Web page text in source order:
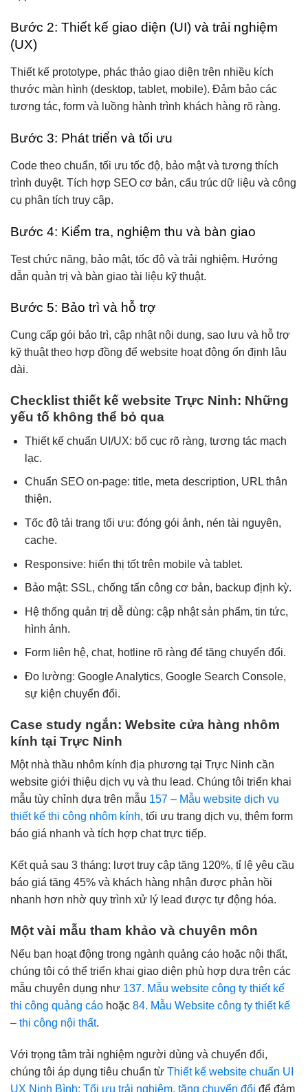
Bước 2: Thiết kế giao diện (UI) và trải nghiệm
(UX)
Thiết kế prototype, phác thảo giao diện trên nhiều kích
thước màn hình (desktop, tablet, mobile). Đảm bảo các
tương tác, form và luồng hành trình khách hàng rõ ràng.
Bước 3: Phát triển và tối ưu
Code theo chuẩn, tối ưu tốc độ, bảo mật và tương thích
trình duyệt. Tích hợp SEO cơ bản, cấu trúc dữ liệu và công
cụ phân tích truy cập.
Bước 4: Kiểm tra, nghiệm thu và bàn giao
Test chức năng, bảo mật, tốc độ và trải nghiệm. Hướng
dẫn quản trị và bàn giao tài liệu kỹ thuật.
Bước 5: Bảo trì và hỗ trợ
Cung cấp gói bảo trì, cập nhật nội dung, sao lưu và hỗ trợ
kỹ thuật theo hợp đồng để website hoạt động ổn định lâu
dài.
Checklist thiết kế website Trực Ninh: Những
yếu tố không thể bỏ qua
Thiết kế chuẩn UI/UX: bố cục rõ ràng, tương tác mạch
lạc.
Chuẩn SEO on-page: title, meta description, URL thân
thiện.
Tốc độ tải trang tối ưu: đóng gói ảnh, nén tài nguyên,
cache.
Responsive: hiển thị tốt trên mobile và tablet.
Bảo mật: SSL, chống tấn công cơ bản, backup định kỳ.
Hệ thống quản trị dễ dùng: cập nhật sản phẩm, tin tức,
hình ảnh.
Form liên hệ, chat, hotline rõ ràng để tăng chuyển đổi.
Đo lường: Google Analytics, Google Search Console,
sự kiện chuyển đổi.
Case study ngắn: Website cửa hàng nhôm
kính tại Trực Ninh
Một nhà thầu nhôm kính địa phương tại Trực Ninh cần
website giới thiệu dịch vụ và thu lead. Chúng tôi triển khai
mẫu tùy chỉnh dựa trên mẫu 157 – Mẫu website dịch vụ
thiết kế thi công nhôm kính, tối ưu trang dịch vụ, thêm form
báo giá nhanh và tích hợp chat trực tiếp.
Kết quả sau 3 tháng: lượt truy cập tăng 120%, tỉ lệ yêu cầu
báo giá tăng 45% và khách hàng nhận được phản hồi
nhanh hơn nhờ quy trình xử lý lead được tự động hóa.
Một vài mẫu tham khảo và chuyên môn
Nếu bạn hoạt động trong ngành quảng cáo hoặc nội thất,
chúng tôi có thể triển khai giao diện phù hợp dựa trên các
mẫu chuyên dụng như 137. Mẫu website công ty thiết kế
thi công quảng cáo hoặc 84. Mẫu Website công ty thiết kế
– thi công nội thất.
Với trọng tâm trải nghiệm người dùng và chuyển đổi,
chúng tôi áp dụng tiêu chuẩn từ Thiết kế website chuẩn UI
UX Ninh Bình: Tối ưu trải nghiệm, tăng chuyển đổi để đảm